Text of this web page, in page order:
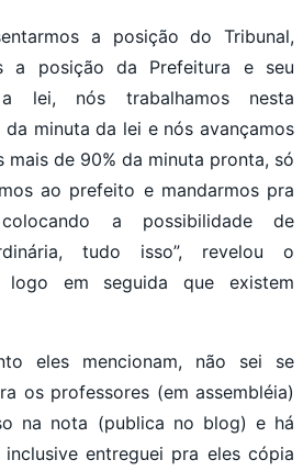
a posição do Tribunal,
a posição da Prefeitura e seu
lei, nós trabalhamos nesta
minuta da lei e nós avançamos
mais de 90% da minuta pronta, só
ao prefeito e mandarmos pra
a possibilidade de
tudo isso”, revelou o
logo em seguida que existem
eles mencionam, não sei se
os professores (em assembléia)
na nota (publica no blog) e há
inclusive entreguei pra eles cópia